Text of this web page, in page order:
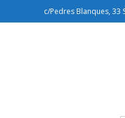
c/Pedres Blanques, 33